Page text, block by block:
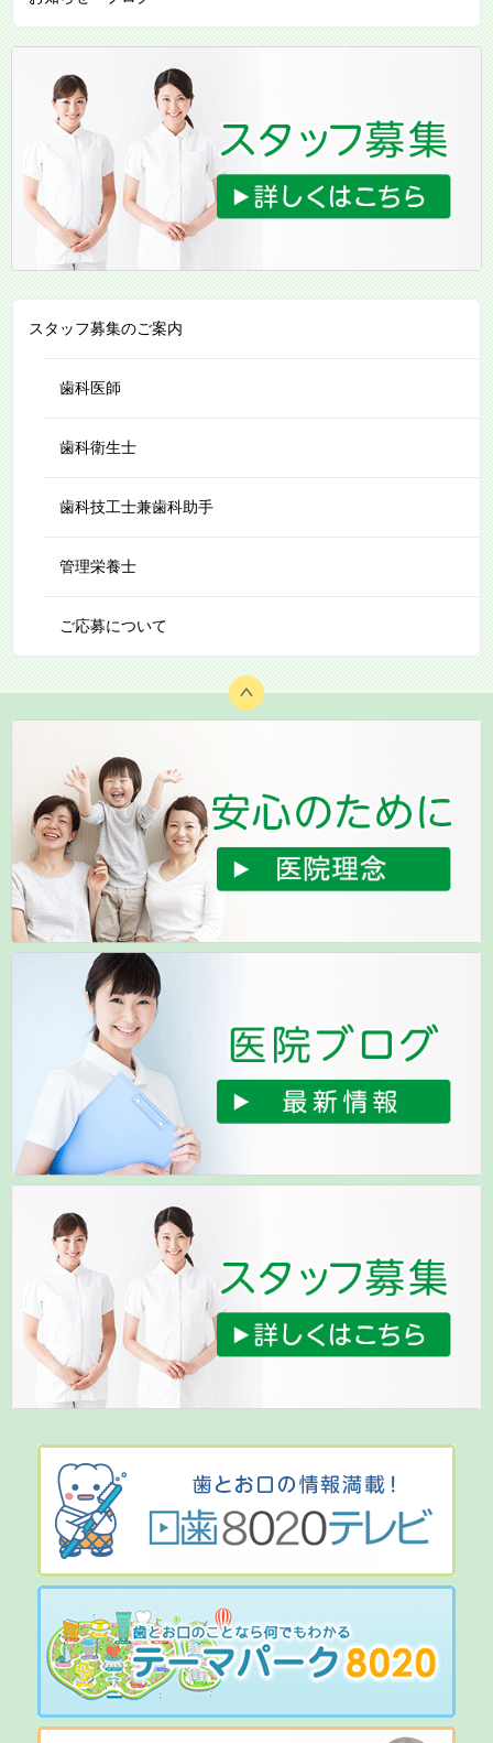
スタッフ募集のご案内
歯科医師
歯科衛生士
歯科技工士兼歯科助手
管理栄養士
ご応募について